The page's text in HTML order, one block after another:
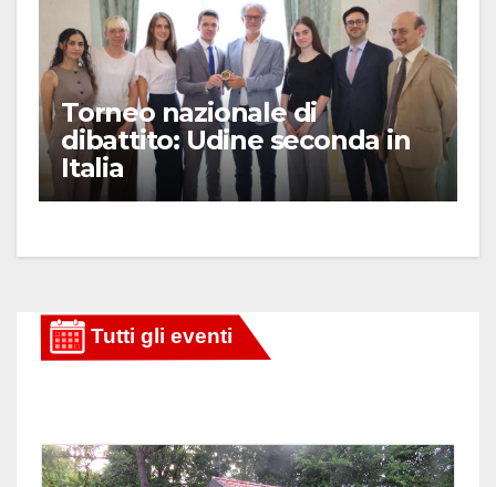
Torneo nazionale di
dibattito: Udine seconda in
Italia